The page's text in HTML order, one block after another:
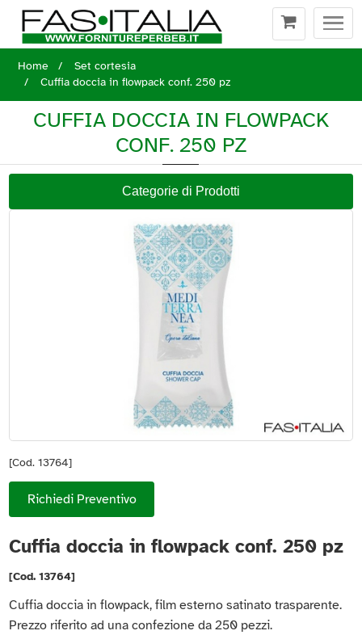
Home
Set cortesia
Cuffia doccia in flowpack conf. 250 pz
CUFFIA DOCCIA IN FLOWPACK
CONF. 250 PZ
Categorie di Prodotti
[Cod. 13764]
Richiedi Preventivo
Cuffia doccia in flowpack conf. 250 pz
[Cod. 13764]
Cuffia doccia in flowpack, film esterno satinato trasparente.
Prezzo riferito ad una confezione da 250 pezzi.